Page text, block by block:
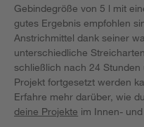
Gebindegröße von 5 l mit
gutes Ergebnis empfohlen
Anstrichmittel dank seiner
unterschiedliche
schließlich nach 24
Projekt fortgesetzt werden
Erfahre mehr darüber, wie
deine Projekte im Innen-